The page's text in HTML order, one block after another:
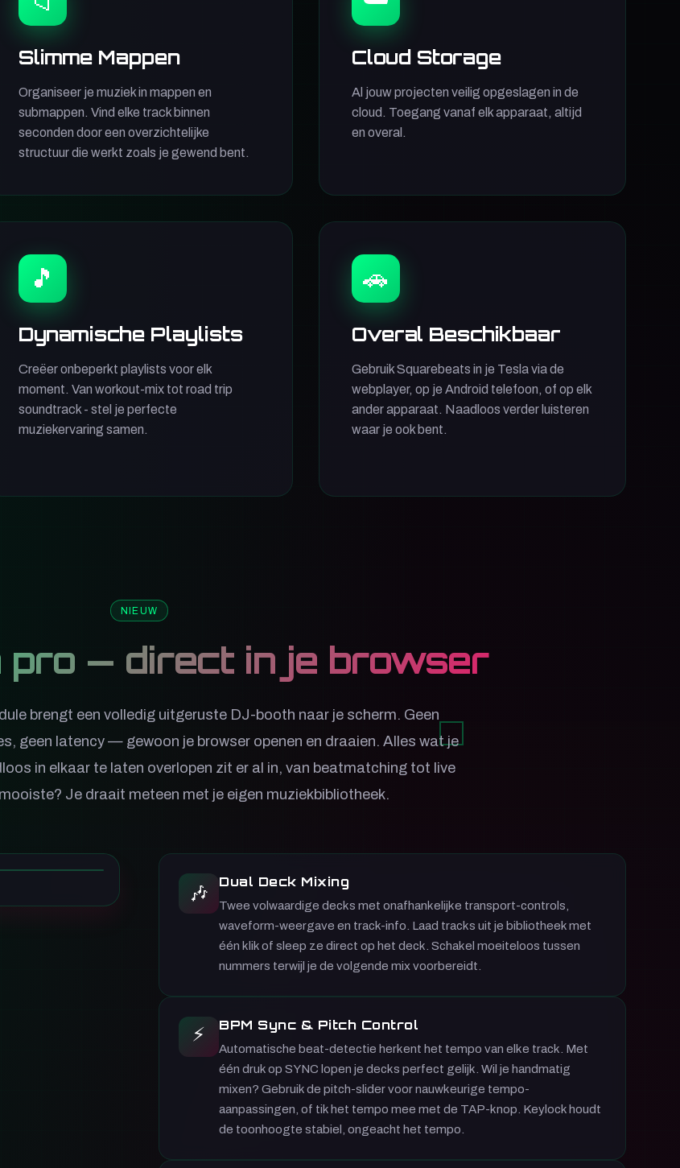
Slimme Mappen
Organiseer je muziek in mappen en
submappen. Vind elke track binnen
seconden door een overzichtelijke
structuur die werkt zoals je gewend bent.
Cloud Storage
Al jouw projecten veilig opgeslagen in de
cloud. Toegang vanaf elk apparaat, altijd
en overal.
🎵
Dynamische Playlists
Creëer onbeperkt playlists voor elk
moment. Van workout-mix tot road trip
soundtrack - stel je perfecte
muziekervaring samen.
🚗
Overal Beschikbaar
Gebruik Squarebeats in je Tesla via de
webplayer, op je Android telefoon, of op elk
ander apparaat. Naadloos verder luisteren
waar je ook bent.
NIEUW
pro — direct in je browser
brengt een volledig uitgeruste DJ-booth naar je scherm. Geen
geen latency — gewoon je browser openen en draaien. Alles wat je
in elkaar te laten overlopen zit er al in, van beatmatching tot live
Je draait meteen met je eigen muziekbibliotheek.
🎶
Dual Deck Mixing
Twee volwaardige decks met onafhankelijke transport-controls,
waveform-weergave en track-info. Laad tracks uit je bibliotheek met
één klik of sleep ze direct op het deck. Schakel moeiteloos tussen
nummers terwijl je de volgende mix voorbereidt.
⚡ BPM Sync & Pitch Control
Automatische beat-detectie herkent het tempo van elke track. Met
één druk op SYNC lopen je decks perfect gelijk. Wil je handmatig
mixen? Gebruik de pitch-slider voor nauwkeurige tempo-
aanpassingen, of tik het tempo mee met de TAP-knop. Keylock houdt
de toonhoogte stabiel, ongeacht het tempo.